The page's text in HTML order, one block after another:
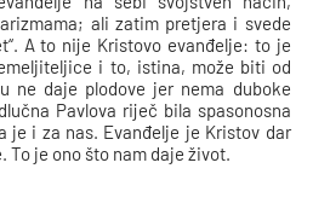
ali zatim pretjera i svede
A to nije Kristovo evanđelje: to je
i to, istina, može biti od
ne daje plodove jer nema duboke
Pavlova riječ bila spasonosna
je i za nas. Evanđelje je Kristov dar
To je ono što nam daje život.